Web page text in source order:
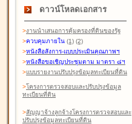
ดาวน์โหลดเอกสาร
>งานนำเสนอการคุ้มครองที่ดินของรัฐ
>ควบคุมภายใน (1) (2)
>หนังสือสังการ-แบบประเมินคุณภาพฯ
>หนังสือขอเชิญประชุมตาม มาตรา ๘ฯ
>แบบรายงานปรับปรุงข้อมูลทะเบียนที่ดิน
>โครงการตรวจสอบและปรับปรุงข้อมูล
ทะเบียนที่ดิน
>สัญญาจ้างลูกจ้างโครงการตรวจสอบและ
ปรับปรุงข้อมูลทะเบียนที่ดิน